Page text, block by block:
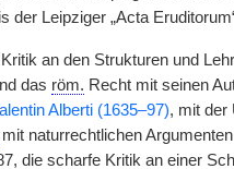
der Leipziger „Acta
an den Strukturen und
das röm. Recht mit seinen
Alberti (1635–97), mit der
mit naturrechtlichen
die scharfe Kritik an einer